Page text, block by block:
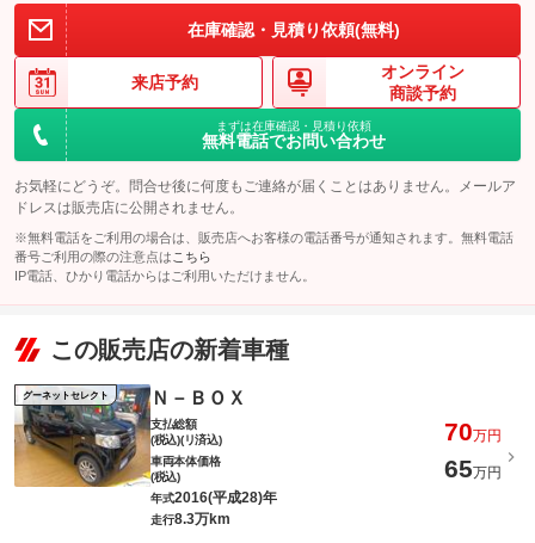
在庫確認・見積り依頼(無料)
来店予約
オンライン
商談予約
まずは在庫確認・見積り依頼
無料電話でお問い合わせ
お気軽にどうぞ。問合せ後に何度もご連絡が届くことはありません。メールア
ドレスは販売店に公開されません。
※無料電話をご利用の場合は、販売店へお客様の電話番号が通知されます。無料電話
番号ご利用の際の注意点は こちら
IP電話、ひかり電話からはご利用いただけません。
この販売店の新着車種
グーネットセレクト Ｎ－ＢＯＸ
支払総額
(税込)(リ済込)
70万円
車両本体価格
(税込)
65万円
年式2016(平成28)年
走行8.3万km